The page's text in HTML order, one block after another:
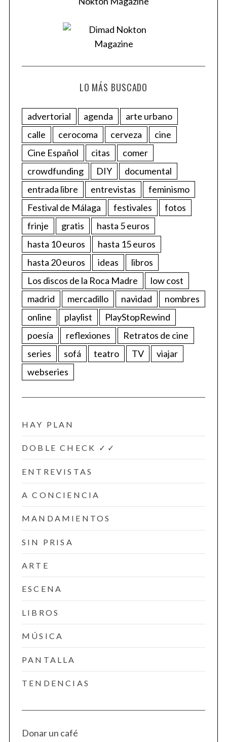
LO MÁS BUSCADO
advertorial agenda
arte urbano
calle
cerocoma cerveza
cine
Cine Español
citas
comer
crowdfunding
DIY
documental
entrada libre
entrevistas
feminismo
Festival de Málaga
festivales
fotos
frinje
gratis
hasta 5 euros
hasta 10 euros
hasta 15 euros
hasta 20 euros
ideas
libros
Los discos de la Roca Madre
low cost
madrid
mercadillo navidad
nombres
online
playlist
PlayStopRewind
poesía
reflexiones
Retratos de cine
series
sofá teatro TV
viajar
webseries
HAY PLAN
DOBLE CHECK ✓✓
ENTREVISTAS
A CONCIENCIA
MANDAMIENTOS
SIN PRISA
ARTE
ESCENA
LIBROS
MÚSICA
PANTALLA
TENDENCIAS
Donar un café